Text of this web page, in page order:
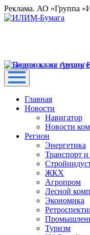
Реклама. АО «Группа
Главная
Новости
Навигатор
Новости
Регион
Энергетика
Транспорт и
ЖКХ
Агропром
Лесной
Экономика
Туризм